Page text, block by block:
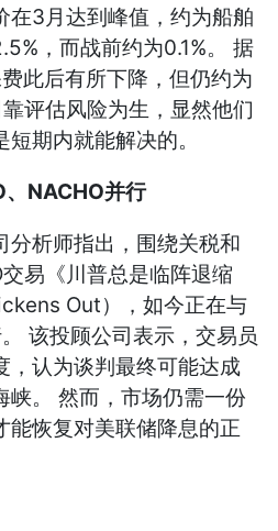
在3月达到峰值，约为船舶
，而战前约为0.1%。 据
此后有所下降，但仍约为
评估风险为生，显然他们
期内就能解决的。
、NACHO并行
分析师指出，围绕关税和
易《川普总是临阵退缩
Out），如今正在与
该投顾公司表示，交易员
，认为谈判最终可能达成
峡。 然而，市场仍需一份
能恢复对美联储降息的正